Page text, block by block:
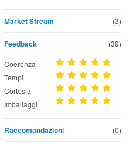
(3)
Market Stream
Feedback (39)
Coerenza
Tempi
Cortesia
Imballaggi
(0)
Raccomandazioni